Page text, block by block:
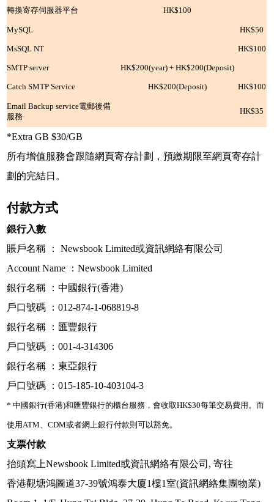
轉換寄存伺服器平台 HK$100
MySQL HK$50
MsSQL NT HK$100
SMTP server HK$200(year) + HK$200(Deposit)
Catch SMTP Service HK$200(Deposit) HK$100
Email Backup service電郵後備
服務
HK$35
*Extra GB $30/GB
所有增值服務會跟隨網頁寄存計劃，預繳期限至網頁寄存計
劃的完結日。
付款方式
銀行入數
賬戶名稱 ： Newsbook Limited或資訊網絡有限公司
Account Name ：Newsbook Limited
銀行名稱 ：中國銀行(香港)
戶口號碼 ：012-874-1-068819-8
銀行名稱 ：匯豐銀行
戶口號碼 ：001-4-314306
銀行名稱 ：東亞銀行
戶口號碼 ：015-185-10-403104-3
* 中國銀行(香港)和匯豐銀行的櫃台服務，會收取HK$30每筆交易費用。而
使用ATM、CDM或者網上銀行付款則可以豁免。
支票付款
抬頭寫上Newsbook Limited或資訊網絡有限公司, 寄往
香港觀塘鴻圖道37-39號鴻泰大廈1樓1室(資訊網絡集團物業)